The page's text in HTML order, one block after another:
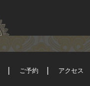
ご予約 アクセス